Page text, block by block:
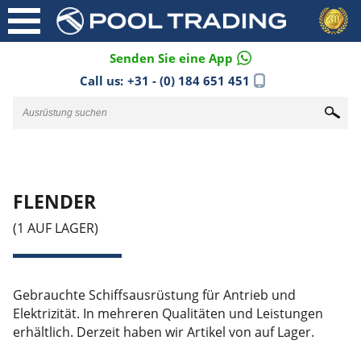
Senden Sie eine App
Call us: +31 - (0) 184 651 451
FLENDER
(1 AUF LAGER)
Gebrauchte Schiffsausrüstung für Antrieb und
Elektrizität. In mehreren Qualitäten und Leistungen
erhältlich. Derzeit haben wir Artikel von auf Lager.